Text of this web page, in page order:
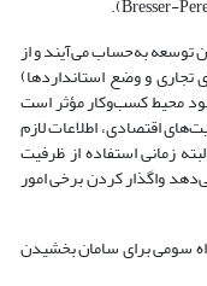
توسعه به‌حساب می‌آیند و از
تعریف رویه‌های تجاری و وضع استانداردها)
محیط کسب‌و‌کار مؤثر است
اقتصادی، اطلاعات لازم
البته زمانی استفاده از ظرفیت
واگذار کردن برخی امور
سومی برای سامان بخشیدن